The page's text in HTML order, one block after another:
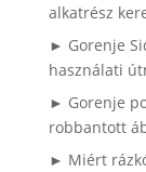
alkatrész
► Gorenje
használati
► Gorenje
robbantott
► Miért